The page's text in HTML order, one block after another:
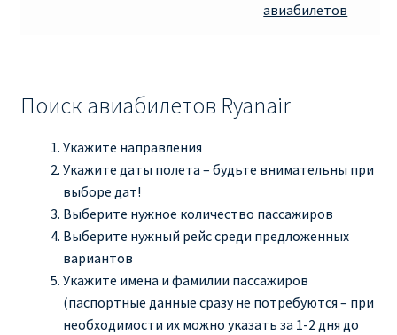
авиабилетов
Поиск авиабилетов Ryanair
Укажите направления
Укажите даты полета – будьте внимательны при
выборе дат!
Выберите нужное количество пассажиров
Выберите нужный рейс среди предложенных
вариантов
Укажите имена и фамилии пассажиров
(паспортные данные сразу не потребуются – при
необходимости их можно указать за 1-2 дня до